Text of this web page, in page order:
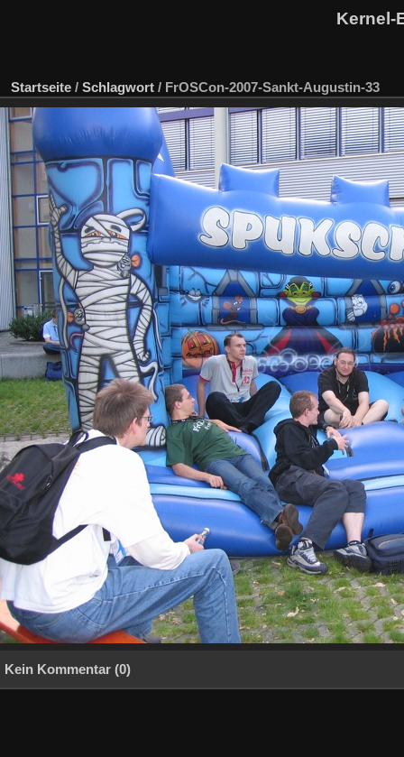
Kernel-
Startseite / Schlagwort / FrOSCon-2007-Sankt-Augustin-33
Kein Kommentar (0)